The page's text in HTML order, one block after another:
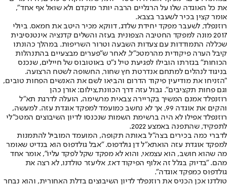
את כל האוגדה שלו על הרגליים הרבה יותר מוקדם ולא שואל אף אחד",
אומר קצין בכיר לשעבר בצבא.
רוזנפלד, לשעבר מפקד יחידת שלדג, דווקא מכיר היטב את חמאס. ביולי
2017 מונה למפקד החטיבה הצפונית בעזה והשלים קדנציה אינטנסיבית
שכללה התמודדות עם צעדות השבעה וטרור השריפות. במהלך כהונתו
קיבל הערה פיקודית מהרמטכ"ל, לאחר ש"פערים מבצעיים בהתנהלות
הכוחות" בגזרתו הובילו לפגיעת טיל נ"ט באוטובוס של חיילים, שנכנס
בניגוד לנהלים למתחם אנדרטת חץ שחור, החשופה לשטח הרצועה.
"הזניחו את מודיעין פיקוד הדרום והביאו לשם את האנשים הפחות טובים,
וגם פחות תקציבים". גבול עזה דרך הכוונת,צילום: אורן כהן
רוזנפלד אמנם המשיך בקריירה צבאית מרשימה, הועלה לדרגת תא"ל
והקים את אוגדה 99, אך לא נחשב כמועמד למפקד אוגדת עזה. למעשה,
רוזנפלד אפילו לא היה ברשימת השמות שנכנסו לדיון השיבוצים המטכ"לי
לתפקיד, שהתפנה באמצע 2022.
לדברי כמה בכירים בצה"ל באותה תקופה, המועמד המוביל להתמנות
למפקד אוגדת עזה הואתא"ל דן גולדפוס. "אבל גולדפוס הוא בנדיט שאומר
מה שהוא חושב, הוא עצמאי, והוא לא מפקד שקל לפקד עליו", אומר אחד
מהם. "בדיוק בגלל זה אלוף הפיקוד דאז, אליעזר טולדנו, לא רצה את
גולדפוס כמפקד אוגדה".
טולדנו אכן הכניס את רוזנפלד לדיון השיבוצים בדלת האחורית, והוא נבחר